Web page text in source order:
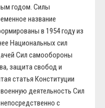
годом. Силы
название
в 1954 году из
Национальных сил
Сил самообороны
защита свобод и
статья Конституции
деятельность Сил
с